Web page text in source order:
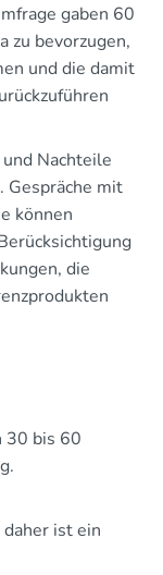
gaben 60
zu bevorzugen,
und die damit
Nachteile
Gespräche mit
können
die
30 bis 60
ist ein